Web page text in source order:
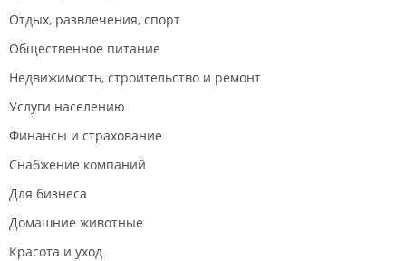
Отдых, развлечения, спорт
Общественное питание
Недвижимость, строительство и ремонт
Услуги населению
Финансы и страхование
Снабжение компаний
Для бизнеса
Домашние животные
Красота и уход